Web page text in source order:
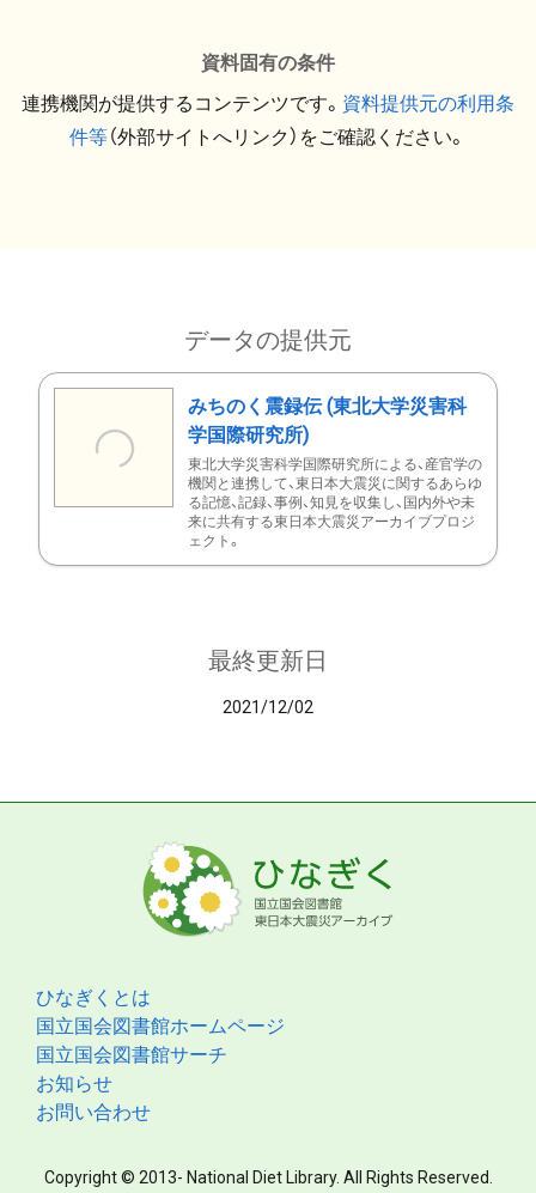
資料固有の条件
連携機関が提供するコンテンツです。 資料提供元の利用条
件等（外部サイトへリンク）をご確認ください。
データの提供元
みちのく震録伝 (東北大学災害科
学国際研究所)
東北大学災害科学国際研究所による、産官学の
機関と連携して、東日本大震災に関するあらゆ
る記憶、記録、事例、知見を収集し、国内外や未
来に共有する東日本大震災アーカイブプロジ
ェクト。
最終更新日
2021/12/02
ひなぎくとは
国立国会図書館ホームページ
国立国会図書館サーチ
お知らせ
お問い合わせ
Copyright © 2013- National Diet Library. All Rights Reserved.